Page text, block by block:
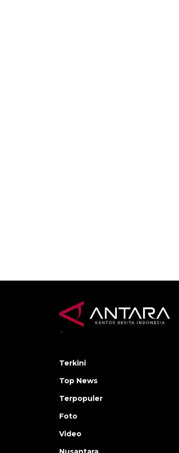
>
Terkini
Top News
Terpopuler
Foto
Video